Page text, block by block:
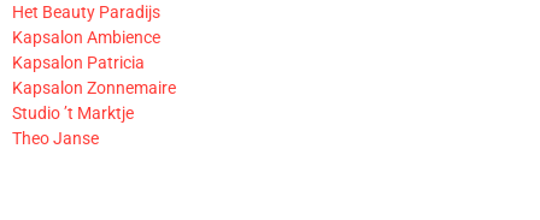
Het Beauty Paradijs
Kapsalon Ambience
Kapsalon Patricia
Kapsalon Zonnemaire
Studio ’t Marktje
Theo Janse